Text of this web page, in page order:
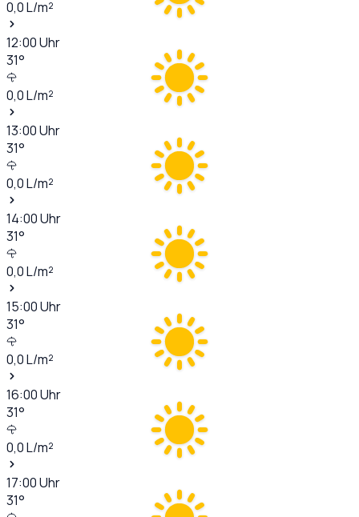
0,0L/m²
12:00Uhr
31°
0,0L/m²
13:00Uhr
31°
0,0L/m²
14:00Uhr
31°
0,0L/m²
15:00Uhr
31°
0,0L/m²
16:00Uhr
31°
0,0L/m²
17:00Uhr
31°